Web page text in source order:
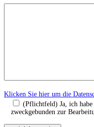
Klicken Sie hier um die
(Pflichtfeld) Ja, ich habe
zweckgebunden zur